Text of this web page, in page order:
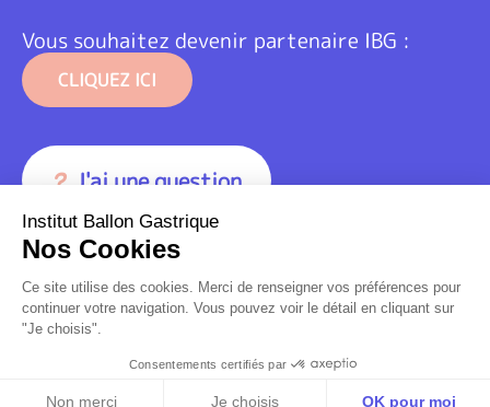
Vous souhaitez devenir partenaire IBG :
CLIQUEZ ICI
J'ai une question
Institut Ballon Gastrique
Nos Cookies
Ce site utilise des cookies. Merci de renseigner vos préférences pour
continuer votre navigation. Vous pouvez voir le détail en cliquant sur
"Je choisis".
Consentements certifiés par
Non merci Je choisis OK pour moi